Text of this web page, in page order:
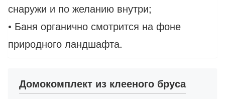
снаружи и по желанию внутри;
• Баня органично смотрится на фоне
природного ландшафта.
Домокомплект из клееного бруса